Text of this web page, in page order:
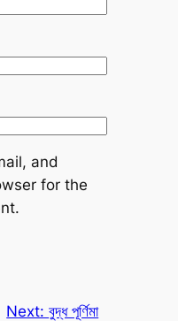
and
for the
Next:বুদ্ধ পূর্ণিমা